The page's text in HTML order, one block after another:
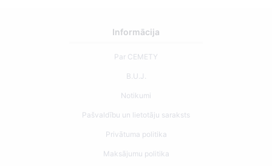
Informācija
Par CEMETY
B.U.J.
Notikumi
Pašvaldību un lietotāju saraksts
Privātuma politika
Maksājumu politika